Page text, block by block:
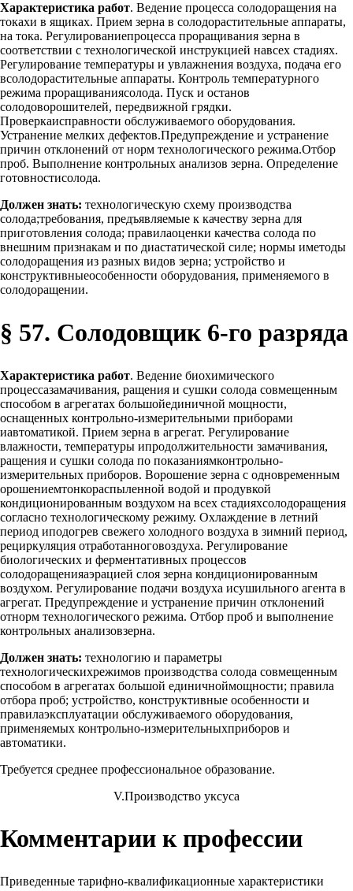
Характеристика работ. Ведение процесса солодоращения на
токахи в ящиках. Прием зерна в солодорастительные аппараты,
на тока. Регулированиепроцесса проращивания зерна в
соответствии с технологической инструкцией навсех стадиях.
Регулирование температуры и увлажнения воздуха, подача его
всолодорастительные аппараты. Контроль температурного
режима проращиваниясолода. Пуск и останов
солодоворошителей, передвижной грядки.
Проверкаисправности обслуживаемого оборудования.
Устранение мелких дефектов.Предупреждение и устранение
причин отклонений от норм технологического режима.Отбор
проб. Выполнение контрольных анализов зерна. Определение
готовностисолода.
Должен знать: технологическую схему производства
солода;требования, предъявляемые к качеству зерна для
приготовления солода; правилаоценки качества солода по
внешним признакам и по диастатической силе; нормы иметоды
солодоращения из разных видов зерна; устройство и
конструктивныеособенности оборудования, применяемого в
солодоращении.
§ 57. Солодовщик 6-го разряда
Характеристика работ. Ведение биохимического
процессазамачивания, ращения и сушки солода совмещенным
способом в агрегатах большойединичной мощности,
оснащенных контрольно-измерительными приборами
иавтоматикой. Прием зерна в агрегат. Регулирование
влажности, температуры ипродолжительности замачивания,
ращения и сушки солода по показаниямконтрольно-
измерительных приборов. Ворошение зерна с одновременным
орошениемтонкораспыленной водой и продувкой
кондиционированным воздухом на всех стадияхсолодоращения
согласно технологическому режиму. Охлаждение в летний
период иподогрев свежего холодного воздуха в зимний период,
рециркуляция отработанноговоздуха. Регулирование
биологических и ферментативных процессов
солодоращенияаэрацией слоя зерна кондиционированным
воздухом. Регулирование подачи воздуха исушильного агента в
агрегат. Предупреждение и устранение причин отклонений
отнорм технологического режима. Отбор проб и выполнение
контрольных анализовзерна.
Должен знать: технологию и параметры
технологическихрежимов производства солода совмещенным
способом в агрегатах большой единичноймощности; правила
отбора проб; устройство, конструктивные особенности и
правилаэксплуатации обслуживаемого оборудования,
применяемых контрольно-измерительныхприборов и
автоматики.
Требуется среднее профессиональное образование.
V.Производство уксуса
Комментарии к профессии
Приведенные тарифно-квалификационные характеристики